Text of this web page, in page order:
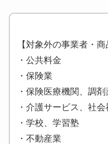
【対象外の事業者・商
・公共料金
・保険業
・保険医療機関、調剤
・介護サービス、社
・学校、学習塾
・不動産業